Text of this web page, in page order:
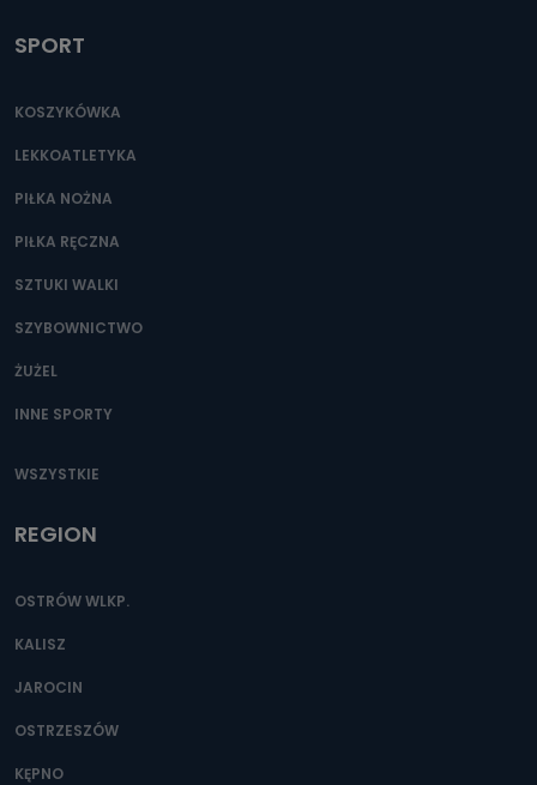
SPORT
KOSZYKÓWKA
LEKKOATLETYKA
PIŁKA NOŻNA
PIŁKA RĘCZNA
SZTUKI WALKI
SZYBOWNICTWO
ŻUŻEL
INNE SPORTY
WSZYSTKIE
REGION
OSTRÓW WLKP.
KALISZ
JAROCIN
OSTRZESZÓW
KĘPNO